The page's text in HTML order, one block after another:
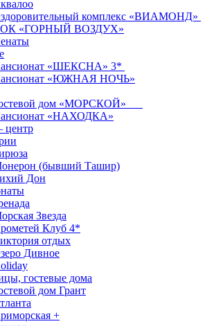
комплекс «ВИАМОНД»
«ГОРНЫЙ ВОЗДУХ»
«ШЕКСНА» 3*
«ЮЖНАЯ НОЧЬ»
дом «МОРСКОЙ»
«НАХОДКА»
центр
(бывший Ташир)
Дон
Звезда
Клуб 4*
отдых
Дивное
гостевые дома
дом Грант
+